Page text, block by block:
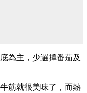
為主，少選擇番茄及
筋就很美味了，而熱